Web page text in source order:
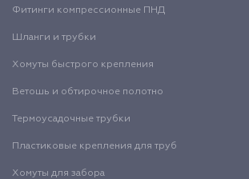
Фитинги компрессионные ПНД
Шланги и трубки
Хомуты быстрого крепления
Ветошь и обтирочное полотно
Термоусадочные трубки
Пластиковые крепления для труб
Хомуты для забора